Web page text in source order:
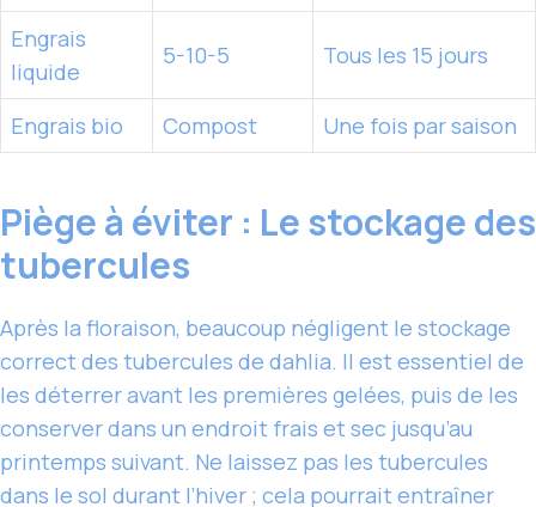
Engrais
liquide
5-10-5 Tous les 15 jours
Engrais bio Compost Une fois par saison
Piège à éviter : Le stockage des
tubercules
Après la floraison, beaucoup négligent le stockage
correct des tubercules de dahlia. Il est essentiel de
les déterrer avant les premières gelées, puis de les
conserver dans un endroit frais et sec jusqu’au
printemps suivant. Ne laissez pas les tubercules
dans le sol durant l’hiver ; cela pourrait entraîner